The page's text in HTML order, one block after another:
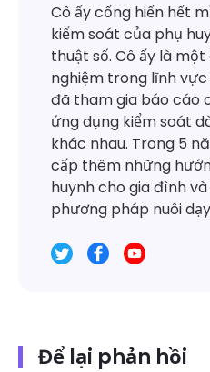
Cô ấy cống hiến hết
kiểm soát của phụ
thuật số. Cô ấy là
nghiệm trong lĩnh
đã tham gia báo cáo
ứng dụng kiểm soát
khác nhau. Trong 5
cấp thêm những
huynh cho gia đình
phương pháp nuôi
Để lại phản hồi